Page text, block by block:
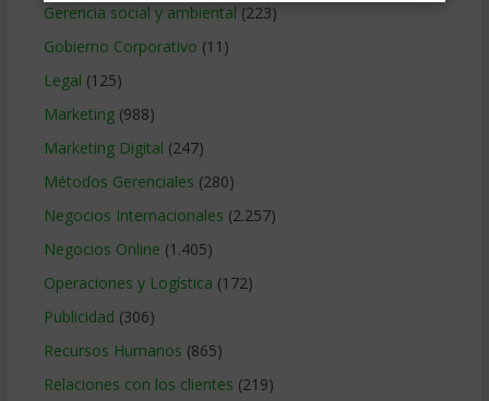
Gerencia social y ambiental (223)
Gobierno Corporativo (11)
Legal (125)
Marketing(988)
Marketing Digital (247)
Métodos Gerenciales (280)
Negocios Internacionales (2.257)
Negocios Online (1.405)
Operaciones y Logística (172)
Publicidad (306)
Recursos Humanos (865)
Relaciones con los clientes (219)